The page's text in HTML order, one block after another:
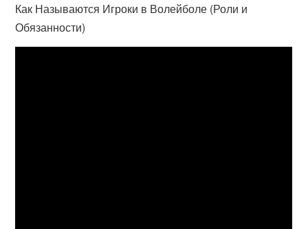
Как Называются Игроки в Волейболе (Роли и
Обязанности)